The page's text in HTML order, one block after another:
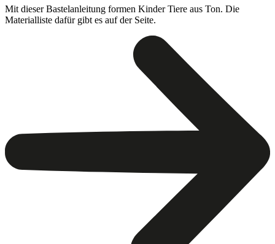
Mit dieser Bastelanleitung formen Kinder Tiere aus Ton. Die
Materialliste dafür gibt es auf der Seite.